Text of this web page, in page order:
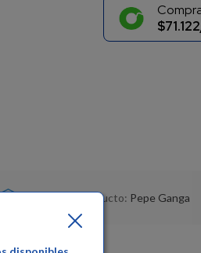
Garantía del producto: Pepe Ganga